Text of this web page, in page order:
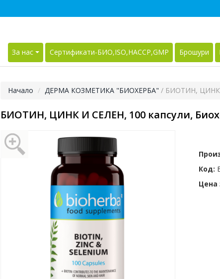
За нас Сертификати-БИО,ISO,HACCP,GMP Брошури
Начало ДЕРМА КОЗМЕТИКА "БИОХЕРБА" / БИОТИН, ЦИНК
БИОТИН, ЦИНК И СЕЛЕН, 100 капсули,
Код:
Цена